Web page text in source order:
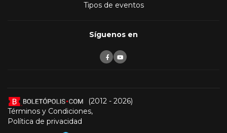
Tipos de eventos
Síguenos en
(2012 - 2026)
Términos y Condiciones,
Política de privacidad